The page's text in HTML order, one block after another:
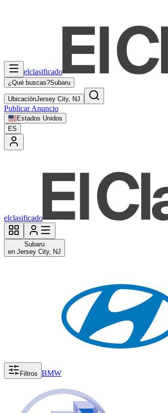
elclasificado
¿Qué buscas?Subaru
UbicaciónJersey City, NJ
Publicar Anuncio
Estados Unidos
ES
elclasificado
Subaru
en Jersey City, NJ
Filtros BMW